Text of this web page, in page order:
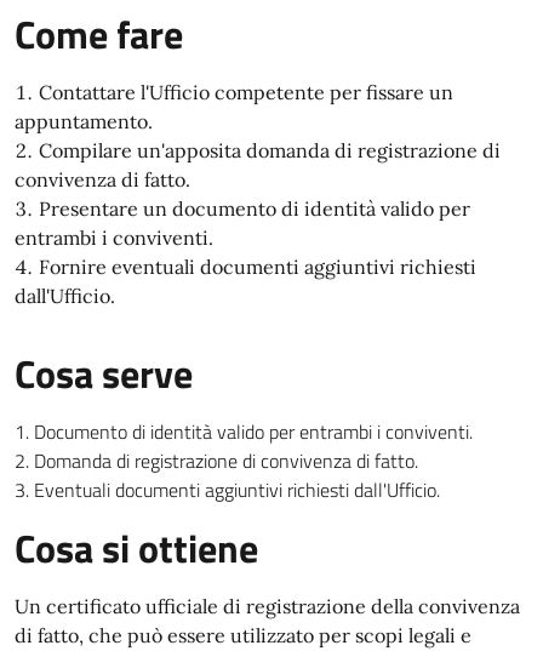
Come fare
Contattare l'Ufficio competente per fissare un
appuntamento.
Compilare un'apposita domanda di registrazione di
convivenza di fatto.
Presentare un documento di identità valido per
entrambi i conviventi.
Fornire eventuali documenti aggiuntivi richiesti
dall'Ufficio.
Cosa serve
Documento di identità valido per entrambi i conviventi.
Domanda di registrazione di convivenza di fatto.
Eventuali documenti aggiuntivi richiesti dall'Ufficio.
Cosa si ottiene
Un certificato ufficiale di registrazione della convivenza
di fatto, che può essere utilizzato per scopi legali e